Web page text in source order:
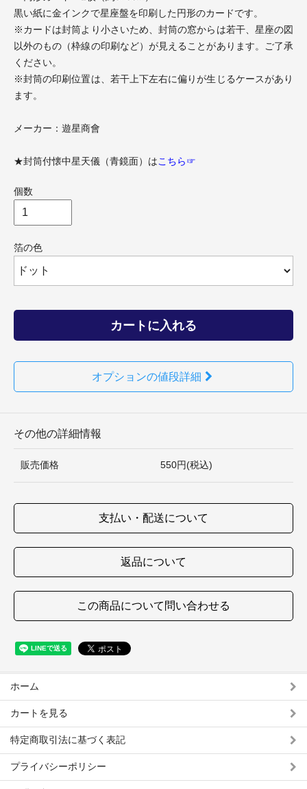
黒い紙に金インクで星座盤を印刷した円形のカードです。
※カードは封筒より小さいため、封筒の窓からは若干、星座の図
以外のもの（枠線の印刷など）が見えることがあります。ご了承
ください。
※封筒の印刷位置は、若干上下左右に偏りが生じるケースがあり
ます。
メーカー：遊星商會
★封筒付懐中星天儀（青鏡面）はこちら☞
個数
箔の色
カートに入れる
オプションの値段詳細
その他の詳細情報
販売価格 550円(税込)
支払い・配送について
返品について
この商品について問い合わせる
ホーム
カートを見る
特定商取引法に基づく表記
プライバシーポリシー